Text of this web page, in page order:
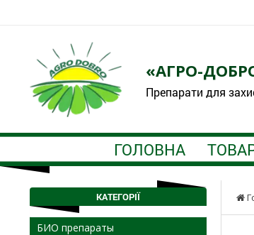
«АГРО-
Препарати для
ГОЛОВНА
КАТЕГОРІЇ
БИО препараты